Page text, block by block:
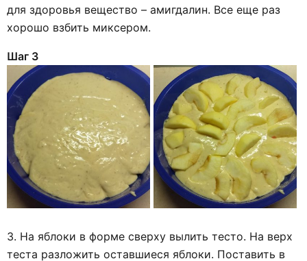
для здоровья вещество – амигдалин. Все еще раз
хорошо взбить миксером.
Шаг 3
3. На яблоки в форме сверху вылить тесто. На верх
теста разложить оставшиеся яблоки. Поставить в